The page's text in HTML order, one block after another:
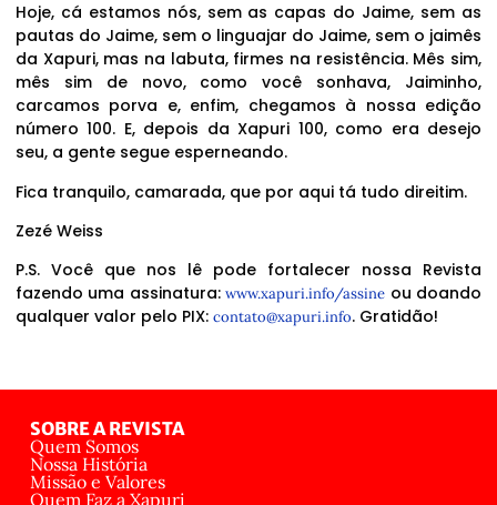
Hoje, cá estamos nós, sem as capas do Jaime, sem as
pautas do Jaime, sem o linguajar do Jaime, sem o jaimês
da Xapuri, mas na labuta, firmes na resistência. Mês sim,
mês sim de novo, como você sonhava, Jaiminho,
carcamos porva e, enfim, chegamos à nossa edição
número 100. E, depois da Xapuri 100, como era desejo
seu, a gente segue esperneando.
Fica tranquilo, camarada, que por aqui tá tudo direitim.
Zezé Weiss
P.S. Você que nos lê pode fortalecer nossa Revista
fazendo uma assinatura:www.xapuri.info/assine ou doando
qualquer valor pelo PIX: contato@xapuri.info. Gratidão!
SOBRE A REVISTA
Quem Somos
Nossa História
Missão e Valores
Quem Faz a Xapuri